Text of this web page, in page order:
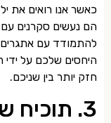
כאשר אנו רואים את
הם נעשים סקרנים
להתמודד עם
היחסים שלכם על
חזק יותר בין שניכם.
3. תוכיח שאתה – הצוות